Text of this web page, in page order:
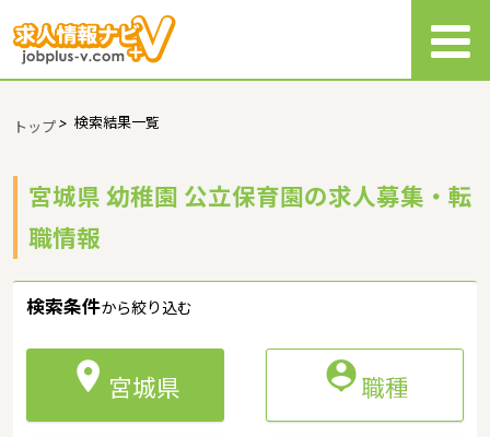
トップ> 検索結果一覧
宮城県 幼稚園 公立保育園の求人募集・転
職情報
検索条件から絞り込む
 宮城県 職種